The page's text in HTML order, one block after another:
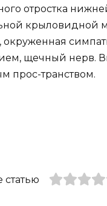
отростка
крыловидной
окруженная
щечный нерв.
прос-транством.